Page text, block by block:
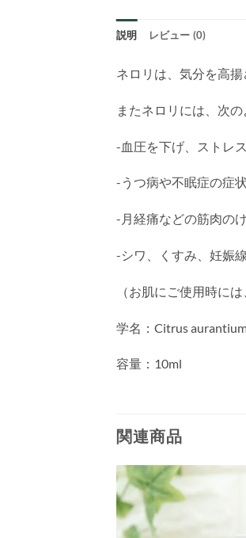
説明 レビュー (0)
ネロリは、気分を高
またネロリには、次
-血圧を下げ、ストレ
-うつ病や不眠症の症
-月経痛などの筋肉の
-シワ、くすみ、妊娠
（お肌にご使用時に
学名：Citrus
容量：10ml
関連商品